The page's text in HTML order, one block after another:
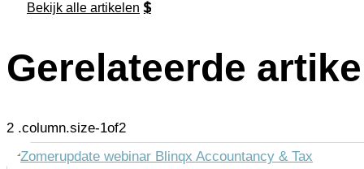
Bekijk alle artikelen
Gerelateerde